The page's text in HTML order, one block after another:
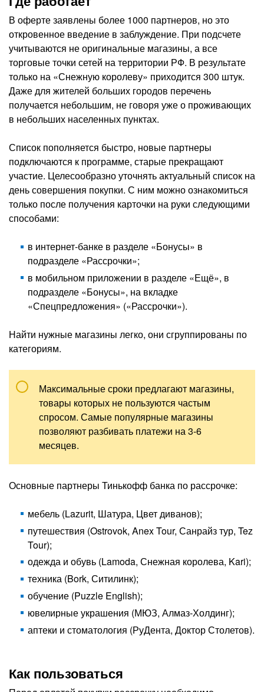
В оферте заявлены более 1000 партнеров, но это
откровенное введение в заблуждение. При подсчете
учитываются не оригинальные магазины, а все
торговые точки сетей на территории РФ. В результате
только на «Снежную королеву» приходится 300 штук.
Даже для жителей больших городов перечень
получается небольшим, не говоря уже о проживающих
в небольших населенных пунктах.
Список пополняется быстро, новые партнеры
подключаются к программе, старые прекращают
участие. Целесообразно уточнять актуальный список на
день совершения покупки. С ним можно ознакомиться
только после получения карточки на руки следующими
способами:
в интернет-банке в разделе «Бонусы» в
подразделе «Рассрочки»;
в мобильном приложении в разделе «Ещё», в
подразделе «Бонусы», на вкладке
«Спецпредложения» («Рассрочки»).
Найти нужные магазины легко, они сгруппированы по
категориям.
Максимальные сроки предлагают магазины,
товары которых не пользуются частым
спросом. Самые популярные магазины
позволяют разбивать платежи на 3-6
месяцев.
Основные партнеры Тинькофф банка по рассрочке:
мебель (Lazurit, Шатура, Цвет диванов);
путешествия (Ostrovok, Anex Tour, Санрайз тур, Tez
Tour);
одежда и обувь (Lamoda, Снежная королева, Kari);
техника (Bork, Ситилинк);
обучение (Puzzle English);
ювелирные украшения (МЮЗ, Алмаз-Холдинг);
аптеки и стоматология (РуДента, Доктор Столетов).
Как пользоваться